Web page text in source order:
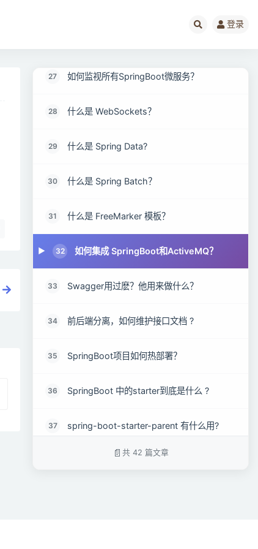
登录
如何在SpringBoot中禁用Actuator端点安全
27 如何监视所有SpringBoot微服务？
28 什么是 WebSockets？
29 什么是 Spring Data?
30 什么是 Spring Batch？
31 什么是 FreeMarker 模板？
32 如何集成 SpringBoot和ActiveMQ？
33 Swagger用过麽？他用来做什么？
34 前后端分离，如何维护接口文档 ?
35 SpringBoot项目如何热部署？
36 SpringBoot 中的starter到底是什么 ?
37 spring-boot-starter-parent 有什么用?
SpringBoot 打成的jar和普通的jar有什么区
共 42 篇文章